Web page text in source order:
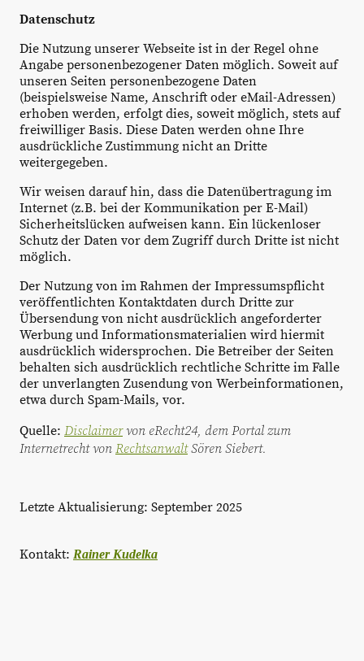
Datenschutz
Die Nutzung unserer Webseite ist in der Regel ohne
Angabe personenbezogener Daten möglich. Soweit auf
unseren Seiten personenbezogene Daten
(beispielsweise Name, Anschrift oder eMail-Adressen)
erhoben werden, erfolgt dies, soweit möglich, stets auf
freiwilliger Basis. Diese Daten werden ohne Ihre
ausdrückliche Zustimmung nicht an Dritte
weitergegeben.
Wir weisen darauf hin, dass die Datenübertragung im
Internet (z.B. bei der Kommunikation per E-Mail)
Sicherheitslücken aufweisen kann. Ein lückenloser
Schutz der Daten vor dem Zugriff durch Dritte ist nicht
möglich.
Der Nutzung von im Rahmen der Impressumspflicht
veröffentlichten Kontaktdaten durch Dritte zur
Übersendung von nicht ausdrücklich angeforderter
Werbung und Informationsmaterialien wird hiermit
ausdrücklich widersprochen. Die Betreiber der Seiten
behalten sich ausdrücklich rechtliche Schritte im Falle
der unverlangten Zusendung von Werbeinformationen,
etwa durch Spam-Mails, vor.
Quelle: Disclaimervon eRecht24, dem Portal zum
Internetrecht vonRechtsanwaltSören Siebert.
Letzte Aktualisierung: September 2025
Kontakt: Rainer Kudelka